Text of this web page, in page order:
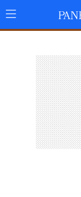
Menu
Principal